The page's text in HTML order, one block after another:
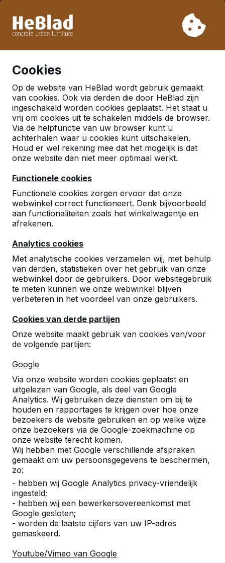
week 33. Houdt u daarom rekening met langere levertijden.
Cookies
Op de website van HeBlad wordt gebruik gemaakt
van cookies. Ook via derden die door HeBlad zijn
ingeschakeld worden cookies geplaatst. Het staat u
vrij om cookies uit te schakelen middels de browser.
Via de helpfunctie van uw browser kunt u
achterhalen waar u cookies kunt uitschakelen.
Houd er wel rekening mee dat het mogelijk is dat
onze website dan niet meer optimaal werkt.
Functionele cookies
Functionele cookies zorgen ervoor dat onze
webwinkel correct functioneert. Denk bijvoorbeeld
aan functionaliteiten zoals het winkelwagentje en
afrekenen.
Analytics cookies
Met analytische cookies verzamelen wij, met behulp
van derden, statistieken over het gebruik van onze
webwinkel door de gebruikers. Door websitegebruik
te meten kunnen we onze webwinkel blijven
verbeteren in het voordeel van onze gebruikers.
Cookies van derde partijen
Onze website maakt gebruik van cookies van/voor
de volgende partijen:
Google
Via onze website worden cookies geplaatst en
uitgelezen van Google, als deel van Google
Analytics. Wij gebruiken deze diensten om bij te
houden en rapportages te krijgen over hoe onze
bezoekers de website gebruiken en op welke wijze
onze bezoekers via de Google-zoekmachine op
onze website terecht komen.
Wij hebben met Google verschillende afspraken
gemaakt om uw persoonsgegevens te beschermen,
zo:
- hebben wij Google Analytics privacy-vriendelijk
ingesteld;
- hebben wij een bewerkersovereenkomst met
Google gesloten;
- worden de laatste cijfers van uw IP-adres
gemaskeerd.
Youtube/Vimeo van Google
Al meer dan 30.000 producten verkocht
Betonnen tafeltennistafels,
bankjes en speltafels.
robuuste spel- en speeltafels.
Bekijk onze tafels -->
Ontdek ons complete
assortiment
Pingpongtafels -->